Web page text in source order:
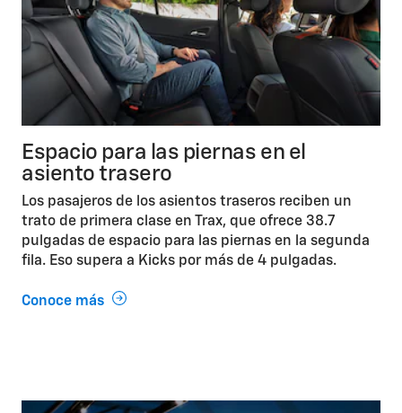
Espacio para las piernas en el
asiento trasero
Los pasajeros de los asientos traseros reciben un
trato de primera clase en Trax, que ofrece 38.7
pulgadas de espacio para las piernas en la segunda
fila. Eso supera a Kicks por más de 4 pulgadas.
Conoce más